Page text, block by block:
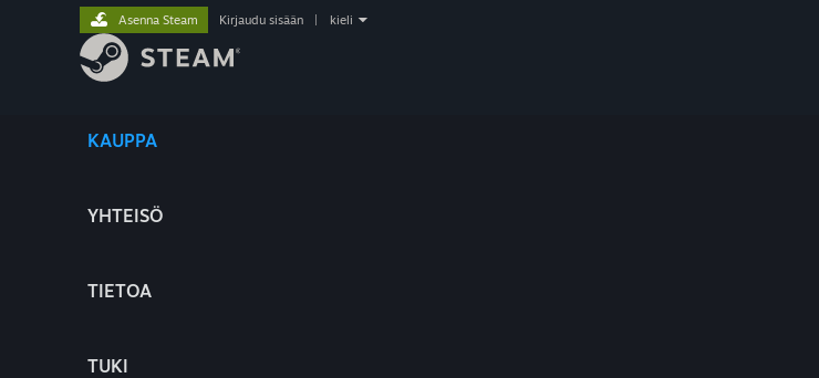
KAUPPA
YHTEISÖ
TIETOA
TUKI
Asenna Steam Kirjaudu sisään kieli